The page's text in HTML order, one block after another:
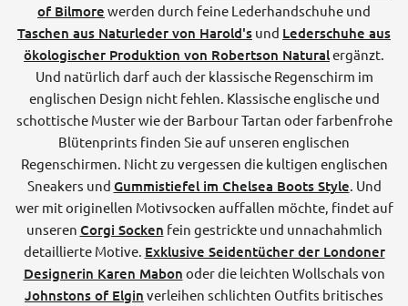
of Bilmore werden durch feine Lederhandschuhe und
Taschen aus Naturleder von Harold's und Lederschuhe aus
ökologischer Produktion von Robertson Naturalergänzt.
Und natürlich darf auch der klassische Regenschirm im
englischen Design nicht fehlen. Klassische englische und
schottische Muster wie der Barbour Tartan oder farbenfrohe
Blütenprints finden Sie auf unseren englischen
Regenschirmen. Nicht zu vergessen die kultigen englischen
Sneakers und Gummistiefel im Chelsea Boots Style . Und
wer mit originellen Motivsocken auffallen möchte, findet auf
unseren Corgi Socken fein gestrickte und unnachahmlich
detaillierte Motive. Exklusive Seidentücher der Londoner
Designerin Karen Mabon oder die leichten Wollschals von
Johnstons of Elgin verleihen schlichten Outfits britisches